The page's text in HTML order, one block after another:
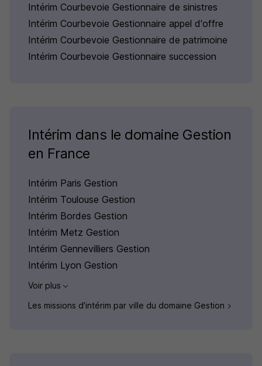
Intérim Courbevoie Gestionnaire de sinistres
Intérim Courbevoie Gestionnaire appel d'offre
Intérim Courbevoie Gestionnaire de patrimoine
Intérim Courbevoie Gestionnaire succession
Intérim dans le domaine Gestion
en France
Intérim Paris Gestion
Intérim Toulouse Gestion
Intérim Bordes Gestion
Intérim Metz Gestion
Intérim Gennevilliers Gestion
Intérim Lyon Gestion
Voir plus
Les missions d'intérim par ville du domaine Gestion